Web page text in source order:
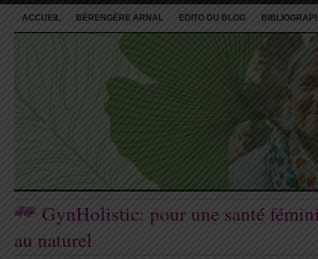
ACCUEIL BÉRENGÈRE ARNAL EDITO DU BLOG
GynHolistic: pour une santé
au naturel